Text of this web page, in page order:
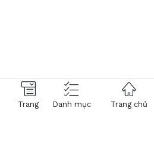
Trang Danh mục Trang chủ